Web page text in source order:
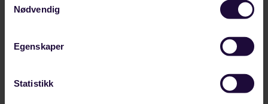
Nødvendig
Egenskaper
Statistikk